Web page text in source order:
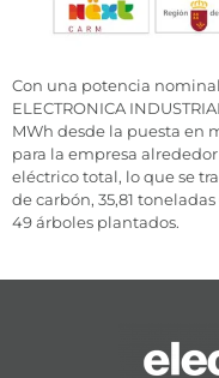
Con una potencia nominal
ELECTRONICA
MWh desde la puesta en
para la empresa
eléctrico total, lo que se
de carbón, 35,81
49 árboles plantados.